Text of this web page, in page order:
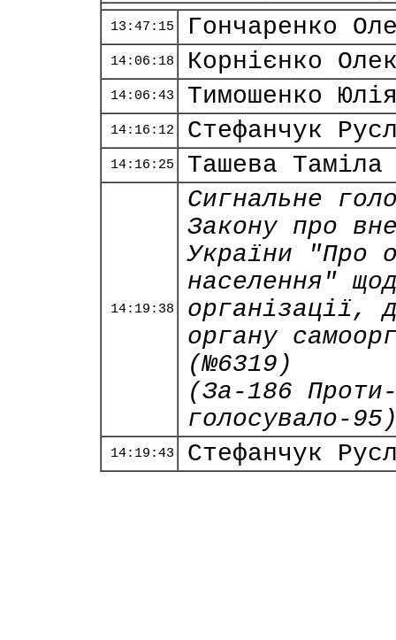
13:47:15 Гончаренко
14:06:18 Корнієнко
14:06:43 Тимошенко
14:16:12 Стефанчук
14:16:25 Ташева Таміла
14:19:38
Сигнальне
Закону про
України "Про
населення"
організації,
органу
(№6319)
(За-186
голосувало-
14:19:43 Стефанчук